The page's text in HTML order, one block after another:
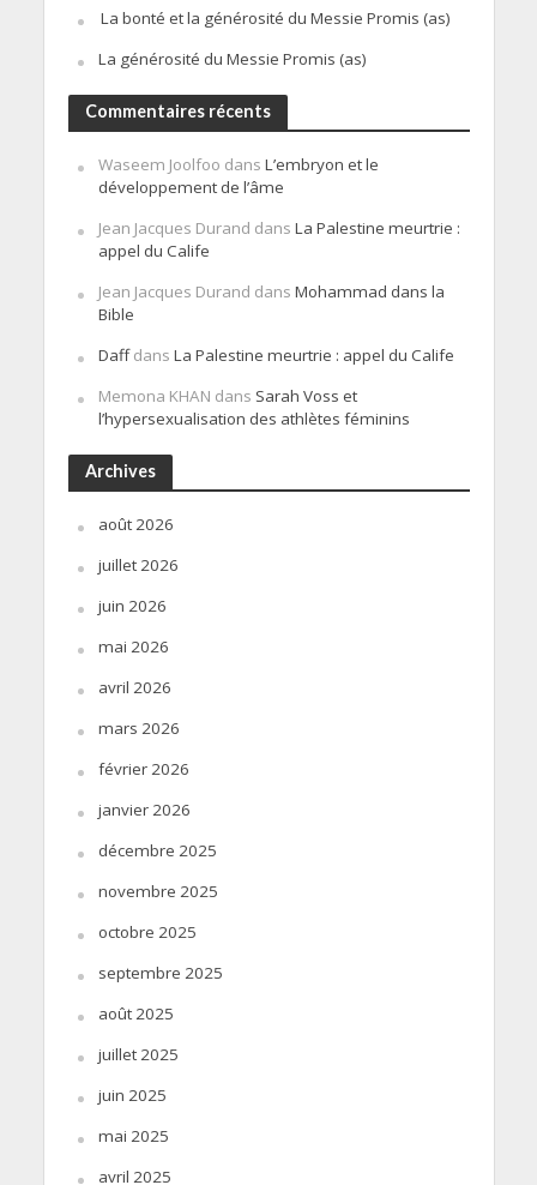
La bonté et la générosité du Messie Promis (as)
La générosité du Messie Promis (as)
Commentaires récents
Waseem Joolfoo dans L’embryon et le
développement de l’âme
Jean Jacques Durand dans La Palestine meurtrie :
appel du Calife
Jean Jacques Durand dans Mohammad dans la
Bible
Daffdans La Palestine meurtrie : appel du Calife
Memona KHAN dans Sarah Voss et
l’hypersexualisation des athlètes féminins
Archives
août 2026
juillet 2026
juin 2026
mai 2026
avril 2026
mars 2026
février 2026
janvier 2026
décembre 2025
novembre 2025
octobre 2025
septembre 2025
août 2025
juillet 2025
juin 2025
mai 2025
avril 2025